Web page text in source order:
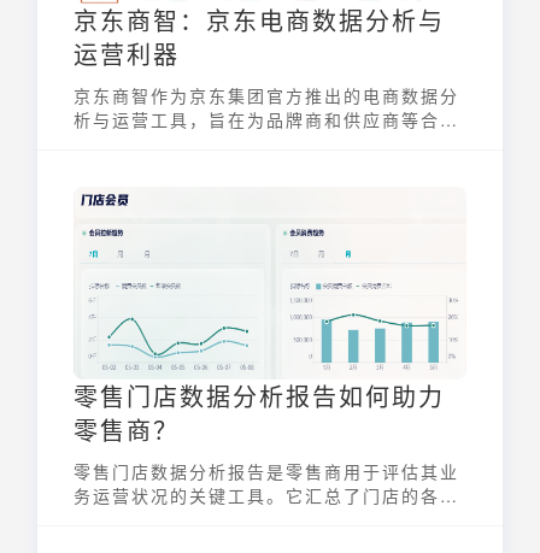
京东商智：京东电商数据分析与
运营利器
京东商智作为京东集团官方推出的电商数据分
析与运营工具，旨在为品牌商和供应商等合作
商家提升运营效率、洞察行业趋势与消费特
零售门店数据分析报告如何助力
零售商？
零售门店数据分析报告是零售商用于评估其业
务运营状况的关键工具。它汇总了门店的各项